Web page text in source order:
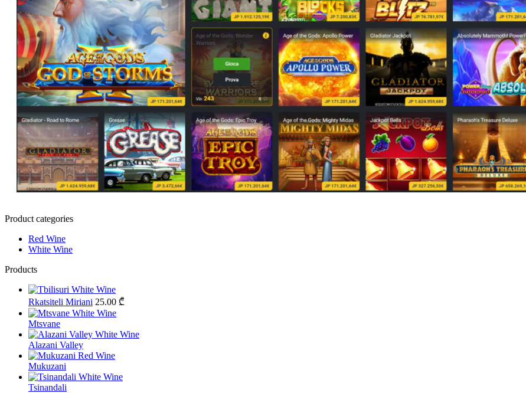
Post
navigation
Product categories
Red Wine
White Wine
Products
Rkatsiteli Miriani 25.00 ₾
Mtsvane
Alazani Valley
Mukuzani
Tsinandali